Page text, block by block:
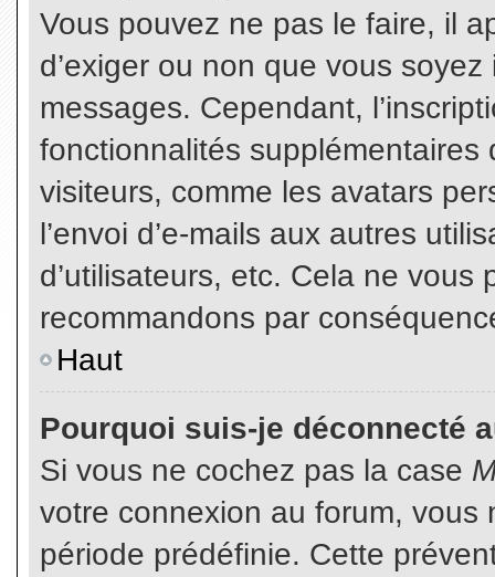
Vous pouvez ne pas le faire, il
d’exiger ou non que vous
messages. Cependant,
fonctionnalités
visiteurs, comme les avatars
l’envoi d’e-mails aux autres
d’utilisateurs, etc. Cela ne vous
recommandons par
Haut
Pourquoi suis-je déconnecté
Si vous ne cochez pas la case
votre connexion au forum,
période prédéfinie. Cette